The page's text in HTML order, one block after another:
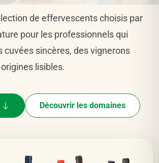
de effervescents choisis par
pour les professionnels qui
cuvées sincères, des vignerons
lisibles.
Découvrir les domaines